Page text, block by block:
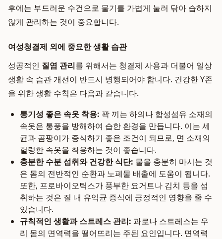
후에는 부드러운 수건으로 물기를 가볍게 눌러 닦아 습하지
않게 관리하는 것이 중요합니다.
여성청결제 외에 중요한 생활 습관
성공적인 질염 관리를 위해서는 청결제 사용과 더불어 일상
생활 속 습관 개선이 반드시 병행되어야 합니다. 건강한 Y존
을 위한 생활 수칙은 다음과 같습니다.
통기성 좋은 속옷 착용: 꽉 끼는 하의나 합성섬유 소재의
속옷은 통풍을 방해하여 습한 환경을 만듭니다. 이는 세
균과 곰팡이가 증식하기 좋은 조건이 되므로, 면 소재의
헐렁한 속옷을 착용하는 것이 좋습니다.
충분한 수분 섭취와 건강한 식단: 물을 충분히 마시는 것
은 몸의 전반적인 순환과 노폐물 배출에 도움이 됩니다.
또한, 프로바이오틱스가 풍부한 요거트나 김치 등을 섭
취하는 것은 질 내 유익균 증식에 긍정적인 영향을 줄 수
있습니다.
규칙적인 생활과 스트레스 관리: 과로나 스트레스는 우
리 몸의 면역력을 떨어뜨리는 주된 요인입니다. 면역력